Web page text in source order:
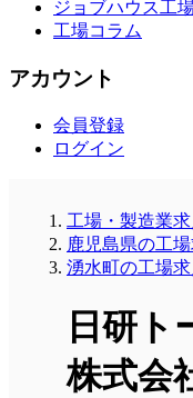
ジョブハウス工
工場コラム
アカウント
会員登録
ログイン
工場・製造業求
鹿児島県の工場
湧水町の工場求
日研ト
株式会